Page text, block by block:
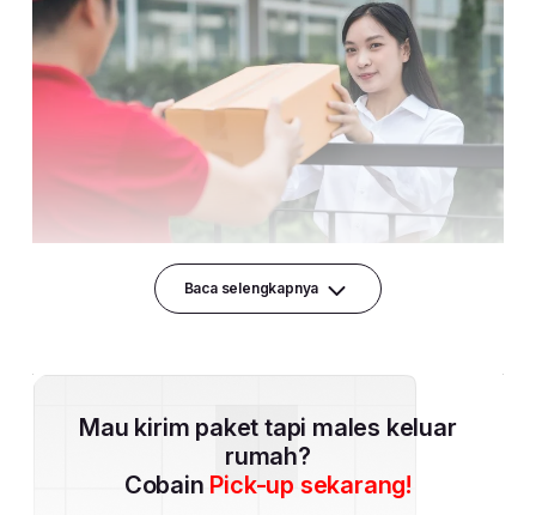
Baca selengkapnya
Mau kirim paket tapi males keluar
rumah?
Cobain Pick-up sekarang!